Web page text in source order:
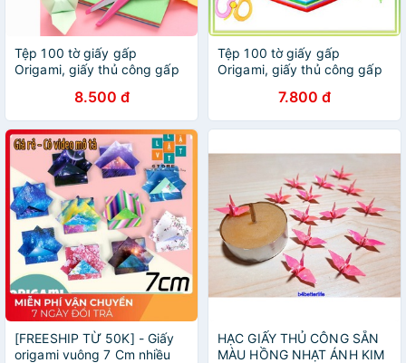
Tệp 100 tờ giấy gấp
Origami, giấy thủ công gấp
tờ) nhiều kích thước
8.500 đ
Tệp 100 tờ giấy gấp
Origami, giấy thủ công gấp
tờ) nhiều kích thước
7.800 đ
[FREESHIP TỪ 50K] - Giấy
origami vuông 7 Cm nhiều
HẠC GIẤY THỦ CÔNG SẴN
MÀU HỒNG NHẠT ÁNH KIM